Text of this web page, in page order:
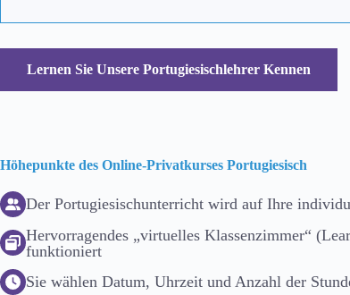
Lernen Sie Unsere Portugiesischlehrer Kennen
Höhepunkte des Online-Privatkurses Portugiesisch
Der Portugiesischunterricht wird auf Ihre
Hervorragendes „virtuelles Klassenzimmer“
funktioniert
Sie wählen Datum, Uhrzeit und Anzahl der